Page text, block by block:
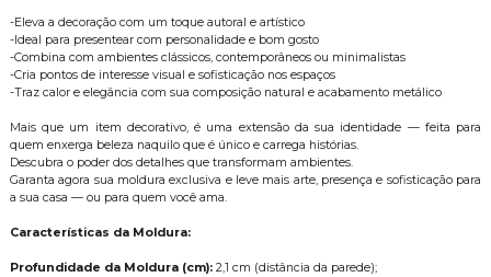
-Eleva a decoração com um toque autoral e artístico
-Ideal para presentear com personalidade e bom gosto
-Combina com ambientes clássicos, contemporâneos ou minimalistas
-Cria pontos de interesse visual e sofisticação nos espaços
-Traz calor e elegância com sua composição natural e acabamento metálico
Mais que um item decorativo, é uma extensão da sua identidade — feita para
quem enxerga beleza naquilo que é único e carrega histórias.
Descubra o poder dos detalhes que transformam ambientes.
Garanta agora sua moldura exclusiva e leve mais arte, presença e sofisticação para
a sua casa — ou para quem você ama.
Características da Moldura:
Profundidade da Moldura (cm):2,1 cm (distância da parede);